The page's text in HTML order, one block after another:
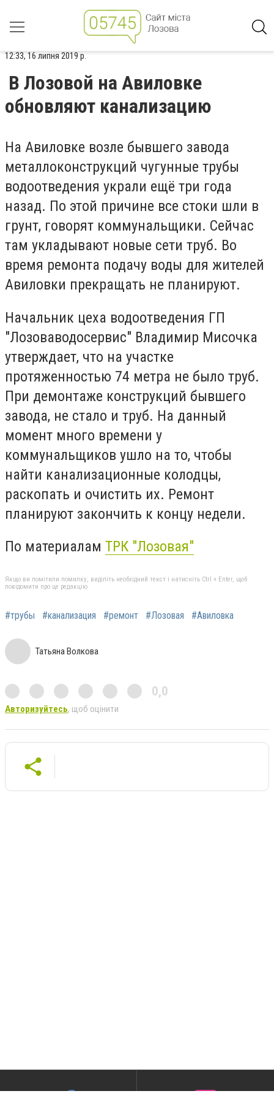
12:33, 16 липня 2019 р.
В Лозовой на Авиловке
обновляют канализацию
На Авиловке возле бывшего завода
металлоконструкций чугунные трубы
водоотведения украли ещё три года
назад. По этой причине все стоки шли в
грунт, говорят коммунальщики. Сейчас
там укладывают новые сети труб. Во
время ремонта подачу воды для жителей
Авиловки прекращать не планируют.
Начальник цеха водоотведения ГП
"Лозоваводосервис" Владимир Мисочка
утверждает, что на участке
протяженностью 74 метра не было труб.
При демонтаже конструкций бывшего
завода, не стало и труб. На данный
момент много времени у
коммунальщиков ушло на то, чтобы
найти канализационные колодцы,
раскопать и очистить их. Ремонт
планируют закончить к концу недели.
По материалам ТРК "Лозовая"
Якщо ви помітили помилку, виділіть необхідний текст і натисніть Ctrl + Enter, щоб
повідомити про це редакцію
#трубы #канализация #ремонт #Лозовая #Авиловка
Татьяна Волкова
0,0
Авторизуйтесь, щоб оцінити